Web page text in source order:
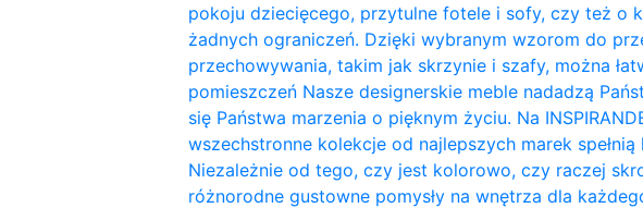
pokoju dziecięcego, przytulne fotele i sofy, czy też o
żadnych ograniczeń. Dzięki wybranym wzorom do
przechowywania, takim jak skrzynie i szafy, można
pomieszczeń Nasze designerskie meble nadadzą
się Państwa marzenia o pięknym życiu. Na
wszechstronne kolekcje od najlepszych marek
Niezależnie od tego, czy jest kolorowo, czy raczej
różnorodne gustowne pomysły na wnętrza dla